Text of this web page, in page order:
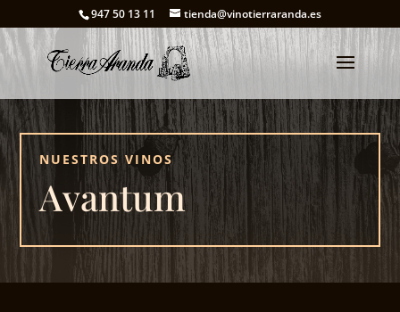
947 50 13 11 tienda@vinotierraranda.es
NUESTROS VINOS
Avantum